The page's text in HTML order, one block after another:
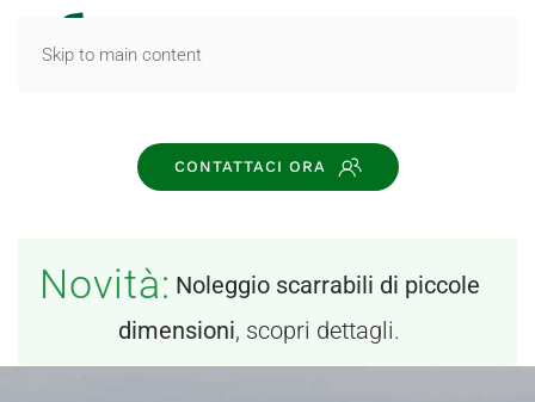
Skip to main content
CONTATTACI ORA
Novità: Noleggio scarrabili di piccole
dimensioni, scopri dettagli.